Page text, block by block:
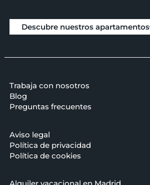
Descubre nuestros apartamentos
Trabaja con nosotros
Blog
Preguntas frecuentes
Aviso legal
Política de privacidad
Política de cookies